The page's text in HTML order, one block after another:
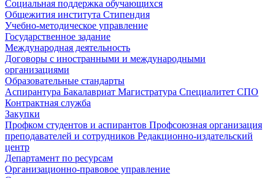
Социальная поддержка обучающихся
Общежития института Стипендия
Учебно-методическое управление
Государственное задание
Международная деятельность
Договоры с иностранными и международными
организациями
Образовательные стандарты
Аспирантура Бакалавриат Магистратура Специалитет СПО
Контрактная служба
Закупки
Профком студентов и аспирантов Профсоюзная организация
преподавателей и сотрудников Редакционно-издательский
центр
Департамент по ресурсам
Организационно-правовое управление